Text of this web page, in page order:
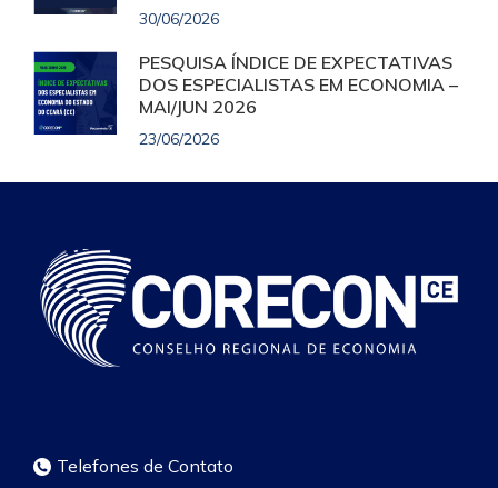
30/06/2026
PESQUISA ÍNDICE DE EXPECTATIVAS
DOS ESPECIALISTAS EM ECONOMIA –
MAI/JUN 2026
23/06/2026
Telefones de Contato